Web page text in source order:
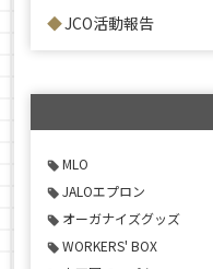
JCO活動報告
MLO
JALOエプロン
オーガナイズグッズ
WORKERS' BOX